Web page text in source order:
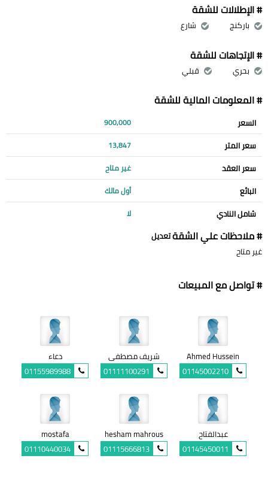
# الإطلالات للشقة
باركنج شارع
# الإتجاهات للشقة
بحري قبلي
# المعلومات المالية للشقة
السعر 900,000
سعر المتر 13,847
سعر العقد غير متاح
البائع أول مالك
شامل النادي لا
# ملاحظات علي الشقةتعديل
غير متاح
# تواصل مع المبيعات
Ahmed Hussein
01145002210
شريف مصطفى
01111100291
دعاء
01155989988
عبدالفتاح
01145450011
hesham mahrous
01115666813
mostafa
01110440034